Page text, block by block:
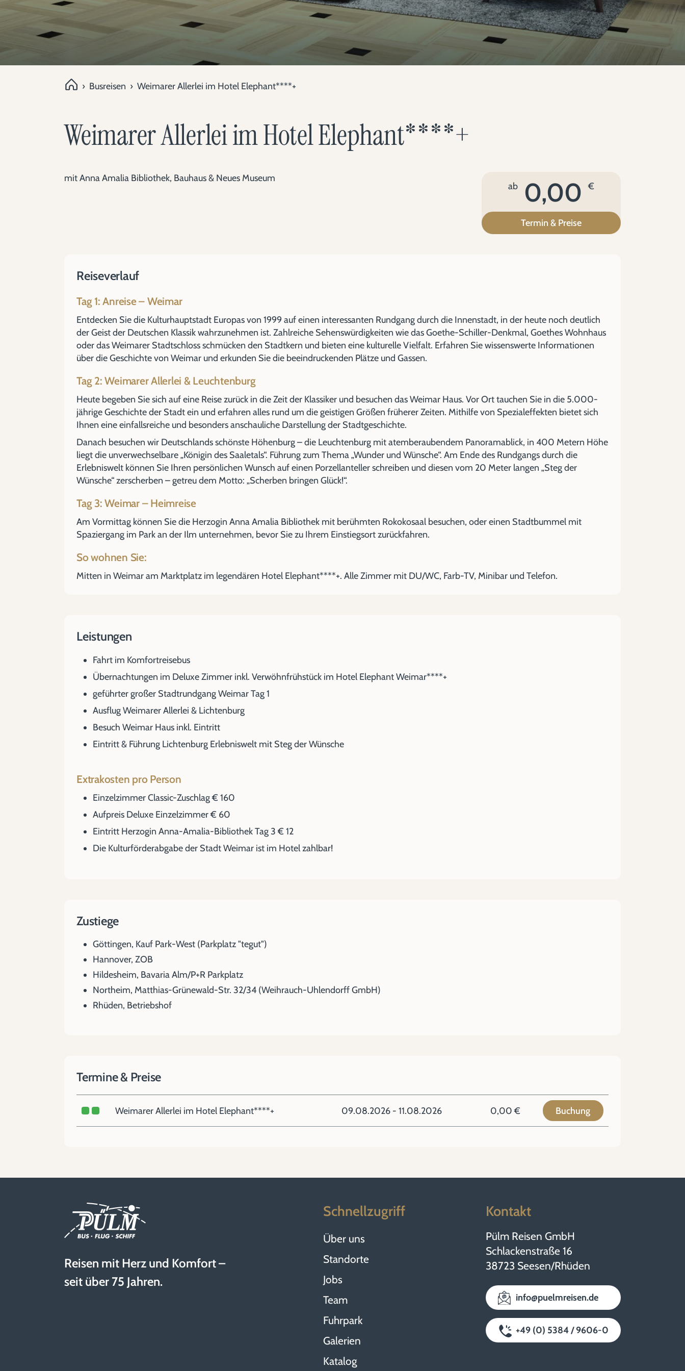
› Busreisen › Weimarer Allerlei im Hotel Elephant****+
Weimarer Allerlei im Hotel Elephant****+
mit Anna Amalia Bibliothek, Bauhaus & Neues Museum
ab 0,00 €
Termin & Preise
Reiseverlauf
Tag 1: Anreise – Weimar
Entdecken Sie die Kulturhauptstadt Europas von 1999 auf einen interessanten Rundgang durch die Innenstadt, in der heute noch deutlich
der Geist der Deutschen Klassik wahrzunehmen ist. Zahlreiche Sehenswürdigkeiten wie das Goethe-Schiller-Denkmal, Goethes Wohnhaus
oder das Weimarer Stadtschloss schmücken den Stadtkern und bieten eine kulturelle Vielfalt. Erfahren Sie wissenswerte Informationen
über die Geschichte von Weimar und erkunden Sie die beeindruckenden Plätze und Gassen.
Tag 2: Weimarer Allerlei & Leuchtenburg
Heute begeben Sie sich auf eine Reise zurück in die Zeit der Klassiker und besuchen das Weimar Haus. Vor Ort tauchen Sie in die 5.000-
jährige Geschichte der Stadt ein und erfahren alles rund um die geistigen Größen früherer Zeiten. Mithilfe von Spezialeffekten bietet sich
Ihnen eine einfallsreiche und besonders anschauliche Darstellung der Stadtgeschichte.
Danach besuchen wir Deutschlands schönste Höhenburg – die Leuchtenburg mit atemberaubendem Panoramablick, in 400 Metern Höhe
liegt die unverwechselbare „Königin des Saaletals“. Führung zum Thema „Wunder und Wünsche“. Am Ende des Rundgangs durch die
Erlebniswelt können Sie Ihren persönlichen Wunsch auf einen Porzellanteller schreiben und diesen vom 20 Meter langen „Steg der
Wünsche“ zerscherben – getreu dem Motto: „Scherben bringen Glück!“.
Tag 3: Weimar – Heimreise
Am Vormittag können Sie die Herzogin Anna Amalia Bibliothek mit berühmten Rokokosaal besuchen, oder einen Stadtbummel mit
Spaziergang im Park an der Ilm unternehmen, bevor Sie zu Ihrem Einstiegsort zurückfahren.
So wohnen Sie:
Mitten in Weimar am Marktplatz im legendären Hotel Elephant****+. Alle Zimmer mit DU/WC, Farb-TV, Minibar und Telefon.
Leistungen
Fahrt im Komfortreisebus
Übernachtungen im Deluxe Zimmer inkl. Verwöhnfrühstück im Hotel Elephant Weimar****+
geführter großer Stadtrundgang Weimar Tag 1
Ausflug Weimarer Allerlei & Lichtenburg
Besuch Weimar Haus inkl. Eintritt
Eintritt & Führung Lichtenburg Erlebniswelt mit Steg der Wünsche
Extrakosten pro Person
Einzelzimmer Classic-Zuschlag € 160
Aufpreis Deluxe Einzelzimmer € 60
Eintritt Herzogin Anna-Amalia-Bibliothek Tag 3 € 12
Die Kulturförderabgabe der Stadt Weimar ist im Hotel zahlbar!
Zustiege
Göttingen, Kauf Park-West (Parkplatz "tegut")
Hannover, ZOB
Hildesheim, Bavaria Alm/P+R Parkplatz
Northeim, Matthias-Grünewald-Str. 32/34 (Weihrauch-Uhlendorff GmbH)
Rhüden, Betriebshof
Termine & Preise
Weimarer Allerlei im Hotel Elephant****+ 09.08.2026 - 11.08.2026 0,00 € Buchung
Reisen mit Herz und Komfort –
seit über 75 Jahren.
Schnellzugriff
Über uns
Standorte
Jobs
Team
Fuhrpark
Galerien
Katalog
Kontakt
Pülm Reisen GmbH
Schlackenstraße 16
38723 Seesen/Rhüden
info@puelmreisen.de
+49 (0) 5384 / 9606-0